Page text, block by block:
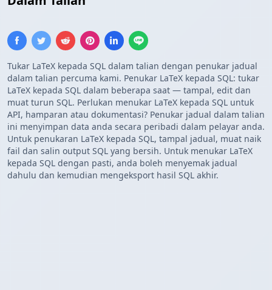
Tukar LaTeX kepada SQL dalam talian dengan penukar jadual
dalam talian percuma kami. Penukar LaTeX kepada SQL: tukar
LaTeX kepada SQL dalam beberapa saat — tampal, edit dan
muat turun SQL. Perlukan menukar LaTeX kepada SQL untuk
API, hamparan atau dokumentasi? Penukar jadual dalam talian
ini menyimpan data anda secara peribadi dalam pelayar anda.
Untuk penukaran LaTeX kepada SQL, tampal jadual, muat naik
fail dan salin output SQL yang bersih. Untuk menukar LaTeX
kepada SQL dengan pasti, anda boleh menyemak jadual
dahulu dan kemudian mengeksport hasil SQL akhir.